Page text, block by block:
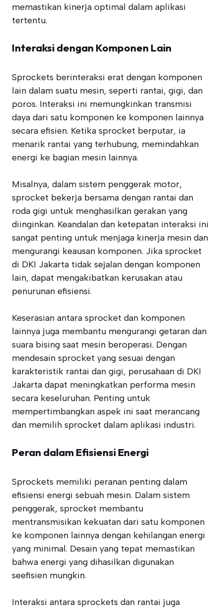
memastikan kinerja optimal dalam aplikasi
tertentu.
Interaksi dengan Komponen Lain
Sprockets berinteraksi erat dengan komponen
lain dalam suatu mesin, seperti rantai, gigi, dan
poros. Interaksi ini memungkinkan transmisi
daya dari satu komponen ke komponen lainnya
secara efisien. Ketika sprocket berputar, ia
menarik rantai yang terhubung, memindahkan
energi ke bagian mesin lainnya.
Misalnya, dalam sistem penggerak motor,
sprocket bekerja bersama dengan rantai dan
roda gigi untuk menghasilkan gerakan yang
diinginkan. Keandalan dan ketepatan interaksi ini
sangat penting untuk menjaga kinerja mesin dan
mengurangi keausan komponen. Jika sprocket
di DKI Jakarta tidak sejalan dengan komponen
lain, dapat mengakibatkan kerusakan atau
penurunan efisiensi.
Keserasian antara sprocket dan komponen
lainnya juga membantu mengurangi getaran dan
suara bising saat mesin beroperasi. Dengan
mendesain sprocket yang sesuai dengan
karakteristik rantai dan gigi, perusahaan di DKI
Jakarta dapat meningkatkan performa mesin
secara keseluruhan. Penting untuk
mempertimbangkan aspek ini saat merancang
dan memilih sprocket dalam aplikasi industri.
Peran dalam Efisiensi Energi
Sprockets memiliki peranan penting dalam
efisiensi energi sebuah mesin. Dalam sistem
penggerak, sprocket membantu
mentransmisikan kekuatan dari satu komponen
ke komponen lainnya dengan kehilangan energi
yang minimal. Desain yang tepat memastikan
bahwa energi yang dihasilkan digunakan
seefisien mungkin.
Interaksi antara sprockets dan rantai juga